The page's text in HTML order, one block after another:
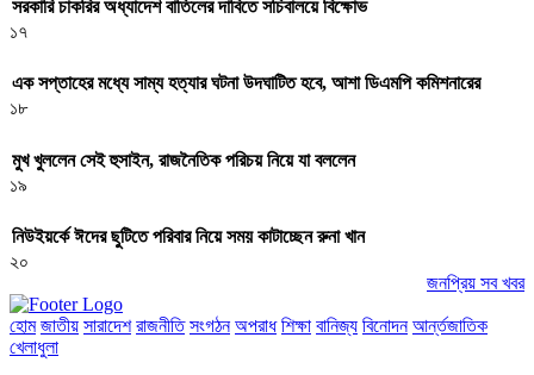
সরকারি চাকরির অধ্যাদেশ বাতিলের দাবিতে সচিবালয়ে বিক্ষোভ
১৭
এক সপ্তাহের মধ্যে সাম্য হত্যার ঘটনা উদঘাটিত হবে, আশা ডিএমপি কমিশনারের
১৮
মুখ খুললেন সেই হুসাইন, রাজনৈতিক পরিচয় নিয়ে যা বললেন
১৯
নিউইয়র্কে ঈদের ছুটিতে পরিবার নিয়ে সময় কাটাচ্ছেন রুনা খান
২০
জনপ্রিয় সব খবর
হোম জাতীয় সারাদেশ রাজনীতি সংগঠন অপরাধ শিক্ষা বানিজ্য বিনোদন আর্ন্তজাতিক
খেলাধুলা